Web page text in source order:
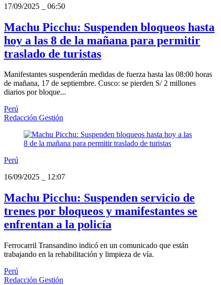
17/09/2025
06:50
Machu Picchu: Suspenden bloqueos hasta
hoy a las 8 de la mañana para permitir
traslado de turistas
Manifestantes suspenderán medidas de fuerza hasta las 08:00 horas
de mañana, 17 de septiembre. Cusco: se pierden S/ 2 millones
diarios por bloque...
Perú
Redacción Gestión
Perú
16/09/2025
12:07
Machu Picchu: Suspenden servicio de
trenes por bloqueos y manifestantes se
enfrentan a la policía
Ferrocarril Transandino indicó en un comunicado que están
trabajando en la rehabilitación y limpieza de vía.
Perú
Redacción Gestión